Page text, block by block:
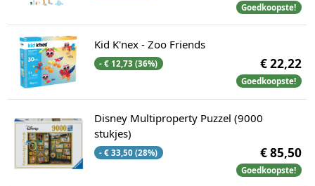
Goedkoopste!
Kid K'nex - Zoo Friends
- € 12,73 (36%) € 22,22
Goedkoopste!
Disney Multiproperty Puzzel (9000
stukjes)
- € 33,50 (28%) € 85,50
Goedkoopste!